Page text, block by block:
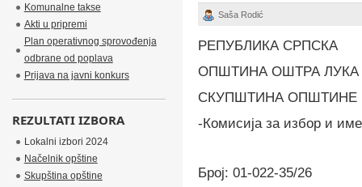
Saša Rodić
РЕПУБЛИКА СРПСКА
ОПШТИНА ОШТРА ЛУКА
СКУПШТИНА ОПШТИНЕ
-Комисија за избор и
Број: 01-022-35/26
Komunalne takse
Akti u pripremi
Plan operativnog sprovođenja
odbrane od poplava
Prijava na javni konkurs
REZULTATI IZBORA
Lokalni izbori 2024
Načelnik opštine
Skupština opštine